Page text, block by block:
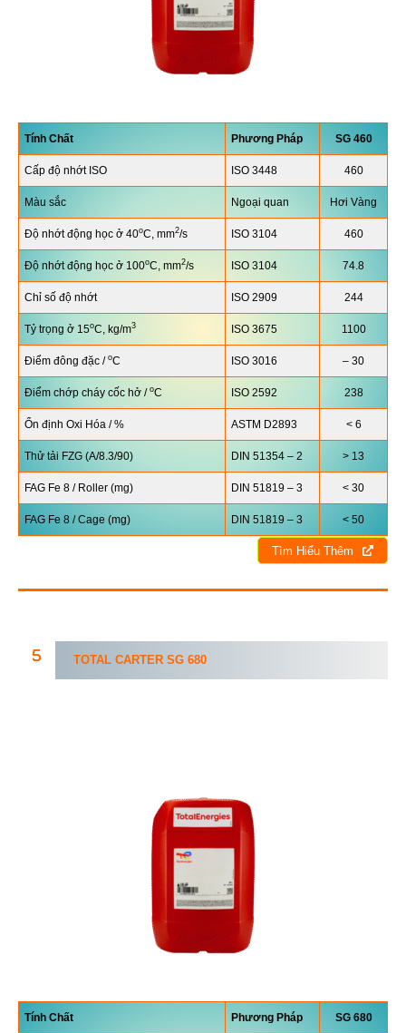
Tính Chất Phương Pháp SG460
Cấp độ nhớt ISO ISO 3448 460
Màu sắc Ngoại quan Hơi Vàng
Độ nhớt động học ở 40oC, mm2/s ISO 3104 460
Độ nhớt động học ở 100oC, mm2/s ISO 3104 74.8
Chỉ số độ nhớt ISO 2909 244
Tỷ trọng ở 15oC, kg/m3 ISO 3675 1100
Điểm đông đặc / oC ISO 3016 – 30
Điểm chớp cháy cốc hở / oC ISO 2592 238
Ổn định Oxi Hóa / % ASTM D2893 < 6
Thử tải FZG (A/8.3/90) DIN 51354 – 2 > 13
FAG Fe 8 / Roller (mg) DIN 51819 – 3 < 30
FAG Fe 8 / Cage (mg) DIN 51819 – 3 < 50
Tìm Hiểu Thêm
TOTAL CARTERSG680
Tính Chất Phương Pháp SG680